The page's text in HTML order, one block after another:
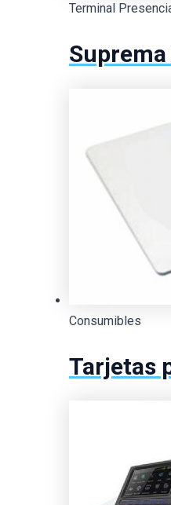
Terminal
Consumibles
Tarjetas